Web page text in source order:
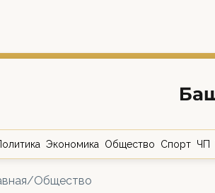
Экономика Общество Спорт ЧП
/Общество